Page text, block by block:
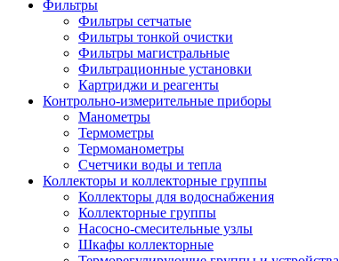
Фильтры
Фильтры сетчатые
Фильтры тонкой очистки
Фильтры магистральные
Фильтрационные установки
Картриджи и реагенты
Контрольно-измерительные приборы
Манометры
Термометры
Термоманометры
Счетчики воды и тепла
Коллекторы и коллекторные группы
Коллекторы для водоснабжения
Коллекторные группы
Насосно-смесительные узлы
Шкафы коллекторные